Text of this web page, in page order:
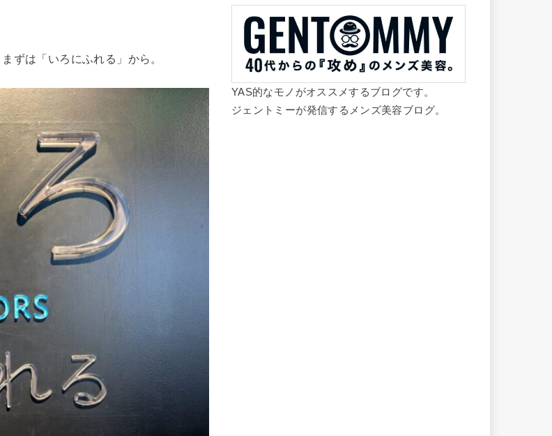
ずは「いろにふれる」から。
YAS的なモノがオススメするブログです。
ジェントミーが発信するメンズ美容ブログ。